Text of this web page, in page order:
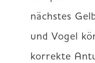
nächstes
und Vogel
korrekte